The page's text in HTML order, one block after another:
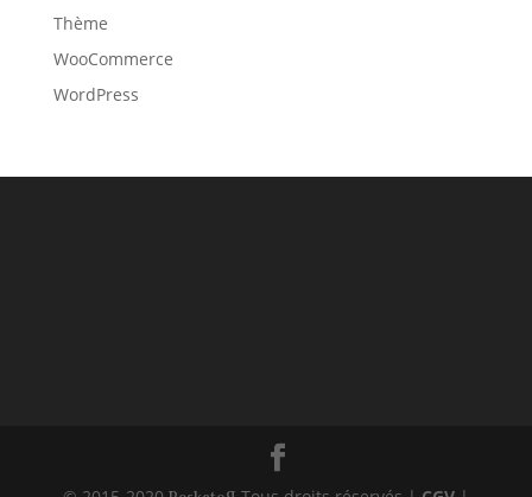
Thème
WooCommerce
WordPress